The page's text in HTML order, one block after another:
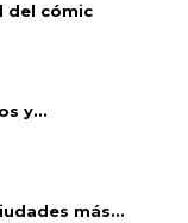
del cómic
y...
más...